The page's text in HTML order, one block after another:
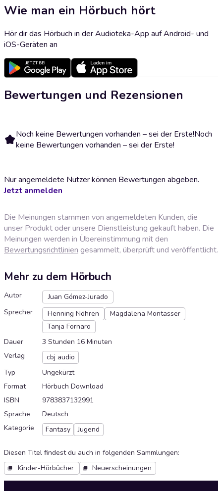
Wie man ein Hörbuch hört
Hör dir das Hörbuch in der Audioteka-App auf Android- und
iOS-Geräten an
Bewertungen und Rezensionen
Noch keine Bewertungen vorhanden – sei der Erste!Noch
keine Bewertungen vorhanden – sei der Erste!
Nur angemeldete Nutzer können Bewertungen abgeben.
Jetzt anmelden
Die Meinungen stammen von angemeldeten Kunden, die
unser Produkt oder unsere Dienstleistung gekauft haben. Die
Meinungen werden in Übereinstimmung mit den
Bewertungsrichtlinien gesammelt, überprüft und veröffentlicht.
Mehr zu dem Hörbuch
Autor
Juan Gómez-Jurado
Sprecher
Henning Nöhren
Magdalena Montasser
Tanja Fornaro
Dauer
3 Stunden 16 Minuten
Verlag
cbj audio
Typ
Ungekürzt
Format
Hörbuch Download
ISBN
9783837132991
Sprache
Deutsch
Kategorie
Fantasy Jugend
Diesen Titel findest du auch in folgenden Sammlungen:
Kinder-Hörbücher
Neuerscheinungen